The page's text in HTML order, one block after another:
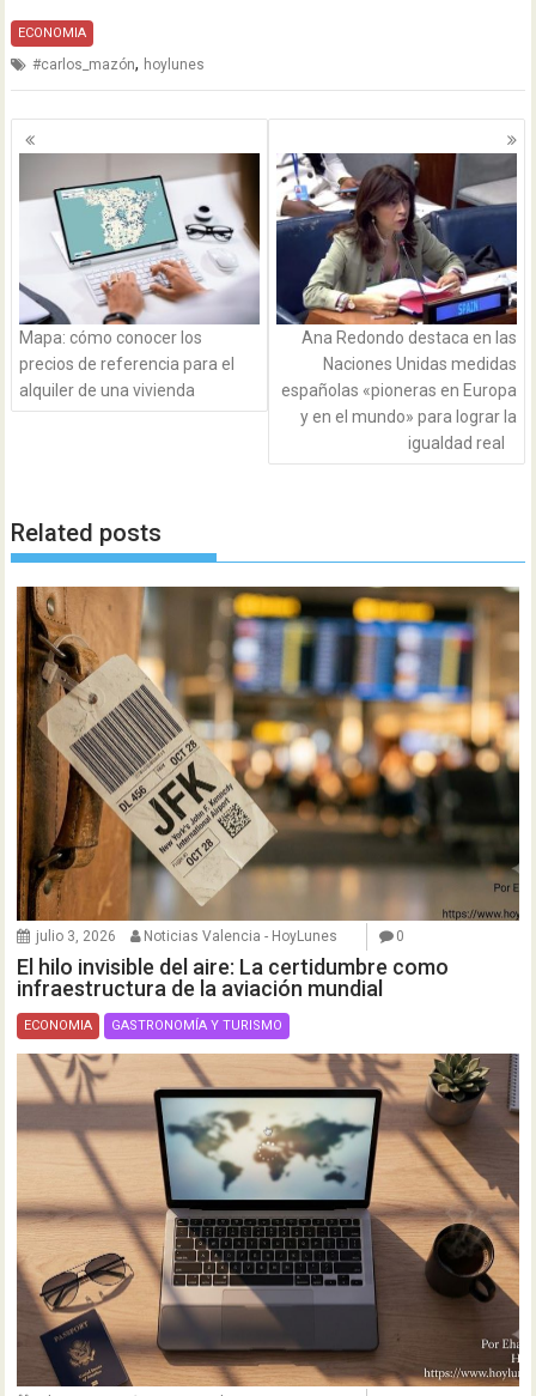
ECONOMIA
#carlos_mazón, hoylunes
Navegación
de
entradas
Mapa: cómo conocer los
precios de referencia para el
alquiler de una vivienda
Ana Redondo destaca en las
Naciones Unidas medidas
españolas «pioneras en Europa
y en el mundo» para lograr la
igualdad real
Related posts
julio 3, 2026 Noticias Valencia - HoyLunes 0
El hilo invisible del aire: La certidumbre como
infraestructura de la aviación mundial
ECONOMIA GASTRONOMÍA Y TURISMO